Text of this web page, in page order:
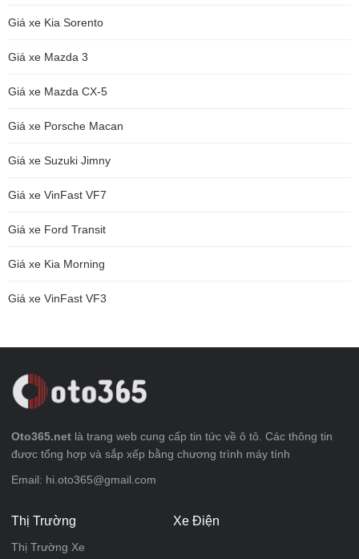
Giá xe Kia Sorento
Giá xe Mazda 3
Giá xe Mazda CX-5
Giá xe Porsche Macan
Giá xe Suzuki Jimny
Giá xe VinFast VF7
Giá xe Ford Transit
Giá xe Kia Morning
Giá xe VinFast VF3
Oto365.net là trang web cung cấp tin tức về ô tô. Các thông tin
được tổng hợp và sắp xếp bằng chương trình máy tính
Email: hi.oto365@gmail.com
Thị Trường
Thị Trường Xe
Xe Điện